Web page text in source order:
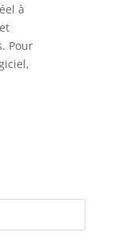
à
Pour